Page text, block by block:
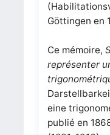
Göttingen en
Ce mémoire,
représenter
eine
publié en